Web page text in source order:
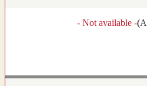
- Not available -(